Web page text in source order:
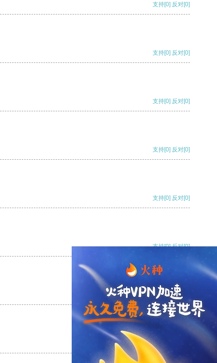
支持[0] 反对[0]
支持[0] 反对[0]
支持[0] 反对[0]
支持[0] 反对[0]
支持[0] 反对[0]
支持[0] 反对[0]
支持[0] 反对
支持